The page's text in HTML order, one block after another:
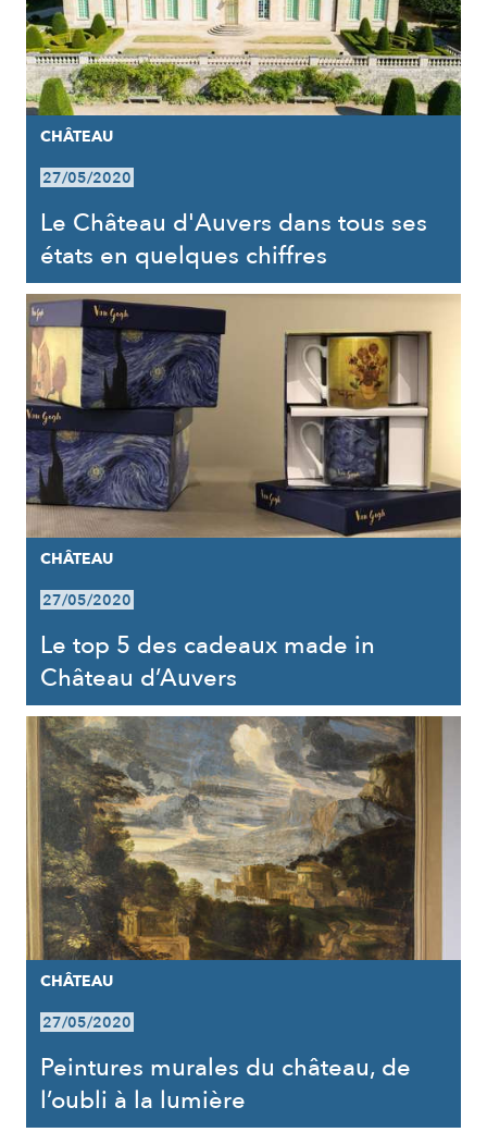
CHÂTEAU
27/05/2020
Le Château d'Auvers dans tous ses
états en quelques chiffres
CHÂTEAU
27/05/2020
Le top 5 des cadeaux made in
Château d’Auvers
CHÂTEAU
27/05/2020
Peintures murales du château, de
l’oubli à la lumière